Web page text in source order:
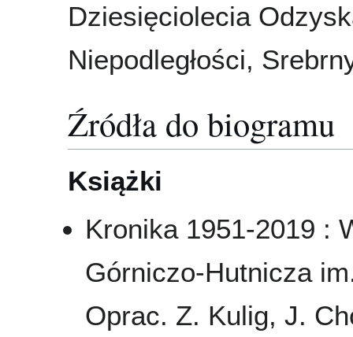
Dziesięciolecia
Niepodległości,
Źródła do biogramu
Książki
Kronika 1951-2019 :
Górniczo-Hutnicza
Oprac. Z. Kulig, J.